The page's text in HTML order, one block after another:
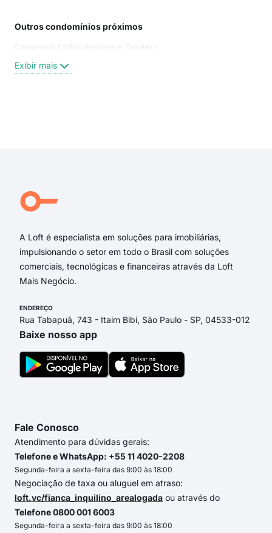
Outros condomínios próximos
Condominio Edificio Residencial Taboleiro
Exibir mais
A Loft é especialista em soluções para imobiliárias,
impulsionando o setor em todo o Brasil com soluções
comerciais, tecnológicas e financeiras através da Loft
Mais Negócio.
ENDEREÇO
Rua Tabapuã, 743 - Itaim Bibi, São Paulo - SP, 04533-012
Baixe nosso app
Fale Conosco
Atendimento para dúvidas gerais:
Telefone e WhatsApp: +55 11 4020-2208
Segunda-feira a sexta-feira das 9:00 às 18:00
Negociação de taxa ou aluguel em atraso:
loft.vc/fianca_inquilino_arealogada ou através do
Telefone 0800 001 6003
Segunda-feira a sexta-feira das 9:00 às 18:00